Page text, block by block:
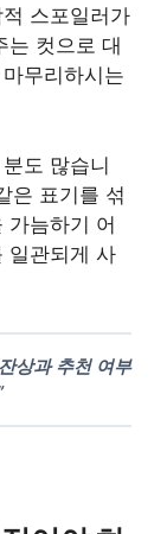
스포일러가
는 컷으로 대
무리하시는
도 많습니
은 표기를 섞
가늠하기 어
일관되게 사
상과 추천 여부